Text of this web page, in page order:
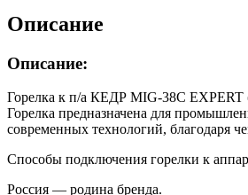
Описание
Описание:
Горелка к п/а КЕДР MIG-38C EXPERT
Горелка предназначена для
современных технологий, благодаря
Способы подключения горелки к
Россия — родина бренда.